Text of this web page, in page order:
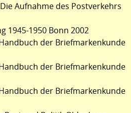
Aufnahme des Postverkehrs
1950 Bonn 2002
der Briefmarkenkunde
der Briefmarkenkunde
der Briefmarkenkunde